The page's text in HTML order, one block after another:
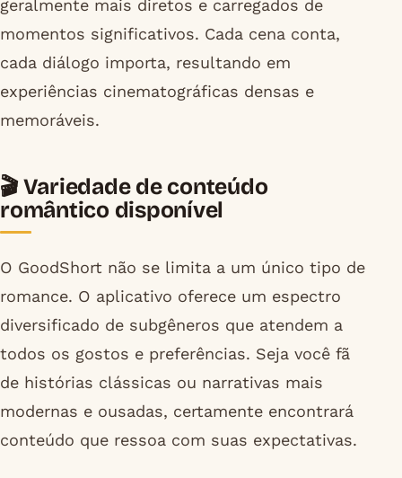
geralmente mais diretos e carregados de
momentos significativos. Cada cena conta,
cada diálogo importa, resultando em
experiências cinematográficas densas e
memoráveis.
🎬 Variedade de conteúdo
romântico disponível
O GoodShort não se limita a um único tipo de
romance. O aplicativo oferece um espectro
diversificado de subgêneros que atendem a
todos os gostos e preferências. Seja você fã
de histórias clássicas ou narrativas mais
modernas e ousadas, certamente encontrará
conteúdo que ressoa com suas expectativas.